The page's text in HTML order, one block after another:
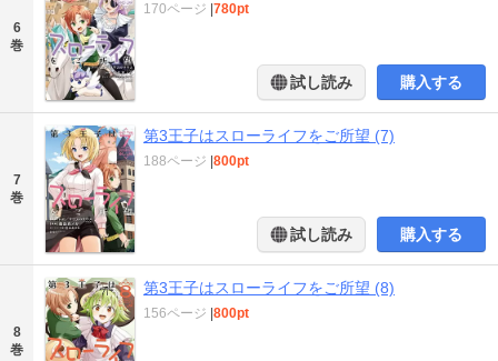
6
巻
170ページ 780pt
試し読み 購入する
7
巻
第3王子はスローライフをご所望 (7)
188ページ 800pt
試し読み 購入する
8
巻
第3王子はスローライフをご所望 (8)
156ページ 800pt